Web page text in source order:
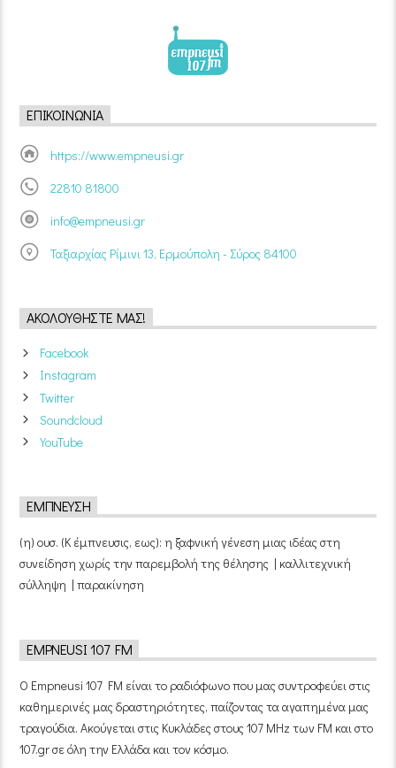
ΕΠΙΚΟΙΝΩΝΊΑ
https://www.empneusi.gr
22810 81800
info@empneusi.gr
Ταξιαρχίας Ρίμινι 13, Ερμούπολη - Σύρος 84100
ΑΚΟΛΟΥΘΉΣΤΕ ΜΑΣ!
Facebook
Instagram
Twitter
Soundcloud
YouTube
ΈΜΠΝΕΥΣΗ
(η) ουσ. (Κ έμπνευσις, εως): η ξαφνική γένεση μιας ιδέας στη
συνείδηση χωρίς την παρεμβολή της θέλησης | καλλιτεχνική
σύλληψη | παρακίνηση
EMPNEUSI 107 FM
Ο Empneusi 107 FM είναι το ραδιόφωνο που μας συντροφεύει στις
καθημερινές μας δραστηριότητες, παίζοντας τα αγαπημένα μας
τραγούδια. Ακούγεται στις Κυκλάδες στους 107 MHz των FM και στο
107.gr σε όλη την Ελλάδα και τον κόσμο.